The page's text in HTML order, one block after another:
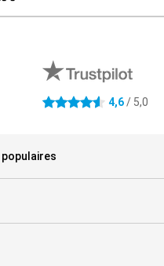
4.6 étoiles 4,6/ 5,0